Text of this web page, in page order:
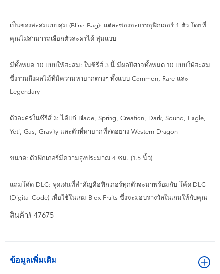
เป็นของสะสมแบบสุ่ม (Blind Bag): แต่ละซองจะบรรจุฟิกเกอร์ 1 ตัว โดยที่
คุณไม่สามารถเลือกตัวละครได้ สุ่มแบบ
มีทั้งหมด 10 แบบให้สะสม: ในซีรีส์ 3 นี้ มีผลปีศาจทั้งหมด 10 แบบให้สะสม
ซึ่งรวมถึงผลไม้ที่มีความหายากต่างๆ ทั้งแบบ Common, Rare และ
Legendary
ตัวละครในซีรีส์ 3: ได้แก่ Blade, Spring, Creation, Dark, Sound, Eagle,
Yeti, Gas, Gravity และตัวที่หายากที่สุดอย่าง Western Dragon
ขนาด: ตัวฟิกเกอร์มีความสูงประมาณ 4 ซม. (1.5 นิ้ว)
แถมโค้ด DLC: จุดเด่นที่สำคัญคือฟิกเกอร์ทุกตัวจะมาพร้อมกับ โค้ด DLC
(Digital Code) เพื่อใช้ในเกม Blox Fruits ซึ่งจะมอบรางวัลในเกมให้กับคุณ
สินค้า# 47675
ข้อมูลเพิ่มเติม